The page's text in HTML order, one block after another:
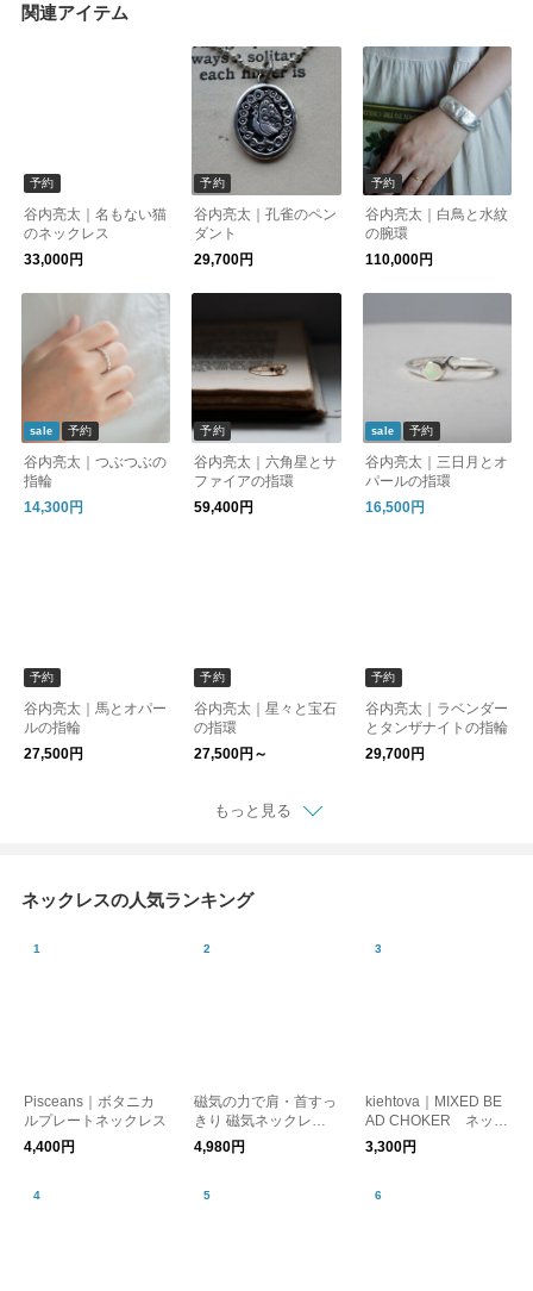
関連アイテム
予約
谷内亮太｜名もない猫
のネックレス
33,000円
予約
谷内亮太｜孔雀のペン
ダント
29,700円
予約
谷内亮太｜白鳥と水紋
の腕環
110,000円
sale 予約
谷内亮太｜つぶつぶの
指輪
14,300円
予約
谷内亮太｜六角星とサ
ファイアの指環
59,400円
sale 予約
谷内亮太｜三日月とオ
パールの指環
16,500円
予約
谷内亮太｜馬とオパー
ルの指輪
27,500円
予約
谷内亮太｜星々と宝石
の指環
27,500円～
予約
谷内亮太｜ラベンダー
とタンザナイトの指輪
29,700円
もっと見る
ネックレスの人気ランキング
Pisceans｜ボタニカ
ルプレートネックレス
4,400円
磁気の力で肩・首すっ
きり 磁気ネックレス
管理医療機器／MAGS
LIM マグスリム
4,980円
kiehtova｜MIXED BE
AD CHOKER ネック
レス コード レイヤ
ード
3,300円